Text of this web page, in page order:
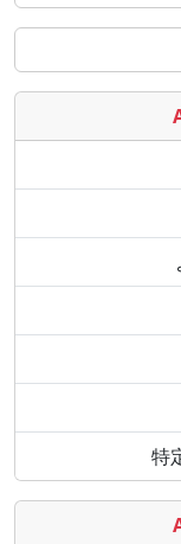
特